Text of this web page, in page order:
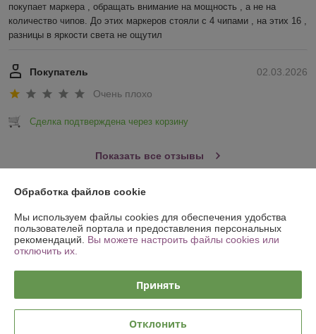
покупает маркера , обращать внимание на мощность , а не на
количество чипов. До этих маркеров стояли с 4 чипами , на этих 16 ,
разницы в яркости света не ощутил
02.03.2026
Покупатель
Очень плохо
Сделка подтверждена через корзину
Показать все отзывы
Контакты
Доставка и оплата
Обработка файлов cookie
Мы используем файлы cookies для обеспечения удобства
пользователей портала и предоставления персональных
рекомендаций. Вы можете настроить файлы cookies или
отключить их.
Принять
Отклонить